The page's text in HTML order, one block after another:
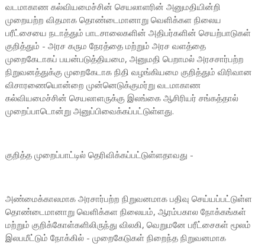
வடமாகாண கல்வியமைச்சின் செயலாளரின் அனுமதியின்றி
முறையற்ற விதமாக தொண்டைமானாறு வெளிக்கள நிலைய
பரீட்சையை நடாத்தும் பாடசாலைகளின் அதிபர்களின் செயற்பாடுகள்
குறித்தும் - அரச கரும நேரத்தை மற்றும் அரச வளத்தை
முறைகேடாகப் பயன்படுத்தியமை, அனுமதி பெறாமல் அரசசார்பற்ற
நிறுவனத்துக்கு முறைகேடாக நிதி வழங்கியமை குறித்தும் விரிவான
விசாரணையொன்றை முன்னெடுக்குமர்று வடமாகாண
கல்வியமைச்சின் செயலாளருக்கு இலங்கை ஆசிரியர் சங்கத்தால்
முறைப்பாடொன்று அனுப்பிவைக்கப்பட்டுள்ளது.
குறித்த முறைப்பாட்டில் தெரிவிக்கப்பட்டுள்ளதாவது -
அண்மைக்காலமாக அரசார்பற்ற நிறுவனமாக பதிவு செய்யப்பட்டுள்ள
தொண்டைமானாறு வெளிக்கள நிலையம், ஆரம்பகால நோக்கங்கள்
மற்றும் குறிக்கோள்களிலிருந்து விலகி, வெறுமனே பரீட்சைகள் மூலம்
இலபமீட்டும் நோக்கில் - முறைகேடுகள் நிறைந்த நிறுவனமாக